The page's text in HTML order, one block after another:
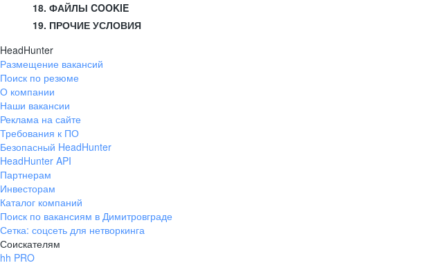
18. ФАЙЛЫ COOKIE
19. ПРОЧИЕ УСЛОВИЯ
HeadHunter
Размещение вакансий
Поиск по резюме
О компании
Наши вакансии
Реклама на сайте
Требования к ПО
Безопасный HeadHunter
HeadHunter API
Партнерам
Инвесторам
Каталог компаний
Поиск по вакансиям в Димитровграде
Сетка: соцсеть для нетворкинга
Соискателям
hh PRO